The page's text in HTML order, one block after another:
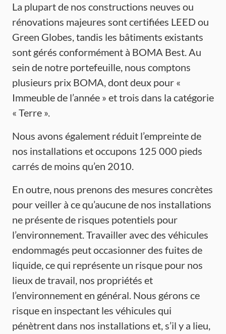
La plupart de nos constructions neuves ou
rénovations majeures sont certifiées LEED ou
Green Globes, tandis les bâtiments existants
sont gérés conformément à BOMA Best. Au
sein de notre portefeuille, nous comptons
plusieurs prix BOMA, dont deux pour «
Immeuble de l’année » et trois dans la catégorie
« Terre ».
Nous avons également réduit l’empreinte de
nos installations et occupons 125 000 pieds
carrés de moins qu’en 2010.
En outre, nous prenons des mesures concrètes
pour veiller à ce qu’aucune de nos installations
ne présente de risques potentiels pour
l’environnement. Travailler avec des véhicules
endommagés peut occasionner des fuites de
liquide, ce qui représente un risque pour nos
lieux de travail, nos propriétés et
l’environnement en général. Nous gérons ce
risque en inspectant les véhicules qui
pénètrent dans nos installations et, s’il y a lieu,